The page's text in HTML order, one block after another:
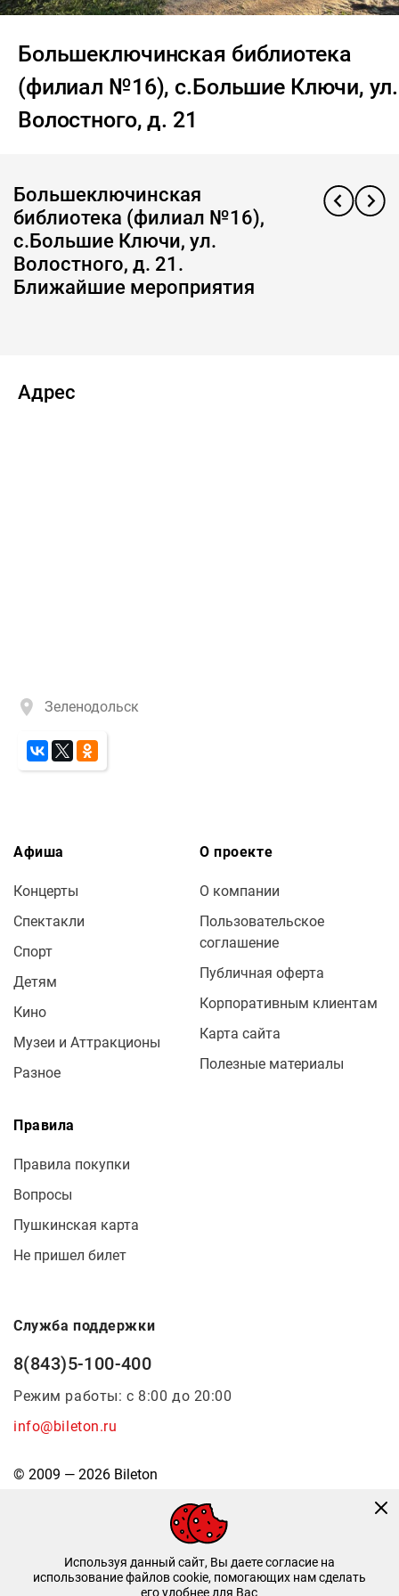
Большеключинская библиотека
(филиал №16), с.Большие Ключи, ул.
Волостного, д. 21
Большеключинская
библиотека (филиал №16),
с.Большие Ключи, ул.
Волостного, д. 21.
Ближайшие мероприятия
Адрес
Зеленодольск
Афиша
Концерты
Спектакли
Спорт
Детям
Кино
Музеи и Аттракционы
Разное
О проекте
О компании
Пользовательское
соглашение
Публичная оферта
Корпоративным клиентам
Карта сайта
Полезные материалы
Правила
Правила покупки
Вопросы
Пушкинская карта
Не пришел билет
Служба поддержки
8(843)5-100-400
Режим работы: с 8:00 до 20:00
info@bileton.ru
© 2009 — 2026 Bileton
Используя данный сайт, Вы даете согласие на
использование файлов cookie, помогающих нам сделать
его удобнее для Вас